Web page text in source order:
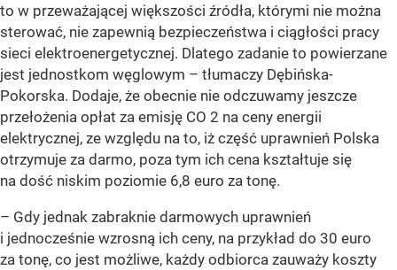
to w przeważającej większości źródła, którymi nie można
sterować, nie zapewnią bezpieczeństwa i ciągłości pracy
sieci elektroenergetycznej. Dlatego zadanie to powierzane
jest jednostkom węglowym – tłumaczy Dębińska-
Pokorska. Dodaje, że obecnie nie odczuwamy jeszcze
przełożenia opłat za emisję CO 2 na ceny energii
elektrycznej, ze względu na to, iż część uprawnień Polska
otrzymuje za darmo, poza tym ich cena kształtuje się
na dość niskim poziomie 6,8 euro za tonę.
– Gdy jednak zabraknie darmowych uprawnień
i jednocześnie wzrosną ich ceny, na przykład do 30 euro
za tonę, co jest możliwe, każdy odbiorca zauważy koszty